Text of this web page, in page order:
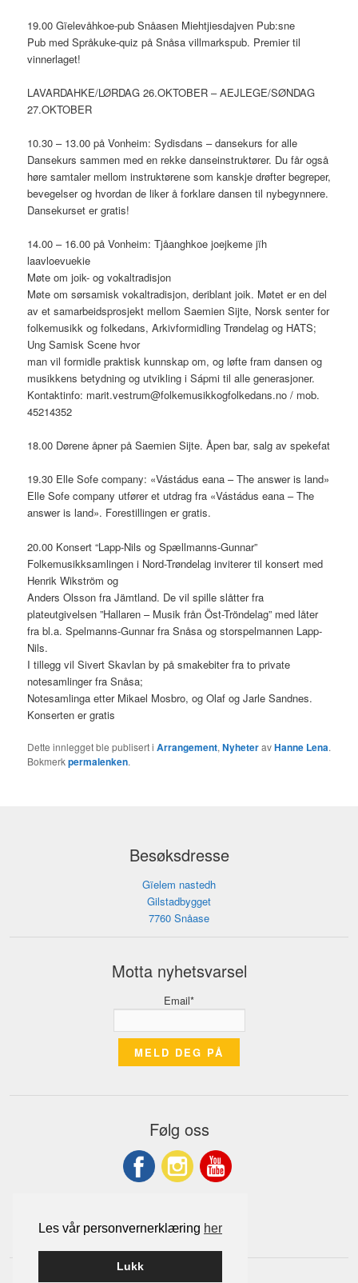
Les vår personvernerklæring her
Lukk
19.00 Gïelevåhkoe-pub Snåasen Miehtjiesdajven Pub:sne
Pub med Språkuke-quiz på Snåsa villmarkspub. Premier til
vinnerlaget!
LAVARDAHKE/LØRDAG 26.OKTOBER – AEJLEGE/SØNDAG
27.OKTOBER
10.30 – 13.00 på Vonheim: Sydisdans – dansekurs for alle
Dansekurs sammen med en rekke danseinstruktører. Du får også
høre samtaler mellom instruktørene som kanskje drøfter begreper,
bevegelser og hvordan de liker å forklare dansen til nybegynnere.
Dansekurset er gratis!
14.00 – 16.00 på Vonheim: Tjåanghkoe joejkeme jïh
laavloevuekie
Møte om joik- og vokaltradisjon
Møte om sørsamisk vokaltradisjon, deriblant joik. Møtet er en del
av et samarbeidsprosjekt mellom Saemien Sijte, Norsk senter for
folkemusikk og folkedans, Arkivformidling Trøndelag og HATS;
Ung Samisk Scene hvor
man vil formidle praktisk kunnskap om, og løfte fram dansen og
musikkens betydning og utvikling i Sápmi til alle generasjoner.
Kontaktinfo: marit.vestrum@folkemusikkogfolkedans.no / mob.
45214352
18.00 Dørene åpner på Saemien Sijte. Åpen bar, salg av spekefat
19.30 Elle Sofe company: «Vástádus eana – The answer is land»
Elle Sofe company utfører et utdrag fra «Vástádus eana – The
answer is land». Forestillingen er gratis.
20.00 Konsert “Lapp-Nils og Spællmanns-Gunnar”
Folkemusikksamlingen i Nord-Trøndelag inviterer til konsert med
Henrik Wikström og
Anders Olsson fra Jämtland. De vil spille slåtter fra
plateutgivelsen ”Hallaren – Musik från Öst-Tröndelag” med låter
fra bl.a. Spelmanns-Gunnar fra Snåsa og storspelmannen Lapp-
Nils.
I tillegg vil Sivert Skavlan by på smakebiter fra to private
notesamlinger fra Snåsa;
Notesamlinga etter Mikael Mosbro, og Olaf og Jarle Sandnes.
Konserten er gratis
Dette innlegget ble publisert iArrangement,NyheteravHanne Lena.
Bokmerkpermalenken.
Besøksdresse
Gïelem nastedh
Gilstadbygget
7760 Snåase
Motta nyhetsvarsel
Email*
Følg oss